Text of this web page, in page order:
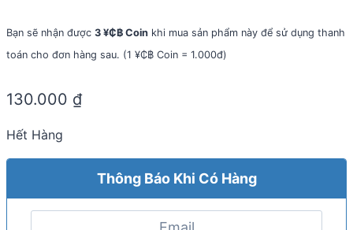
Bạn sẽ nhận được 3 ¥₵฿ Coin khi mua sản phẩm này để sử dụng thanh
toán cho đơn hàng sau. (1 ¥₵฿ Coin = 1.000đ)
130.000 ₫
Hết Hàng
Thông Báo Khi Có Hàng